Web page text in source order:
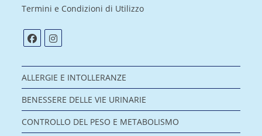
Termini e Condizioni di Utilizzo
ALLERGIE E INTOLLERANZE
BENESSERE DELLE VIE URINARIE
CONTROLLO DEL PESO E METABOLISMO